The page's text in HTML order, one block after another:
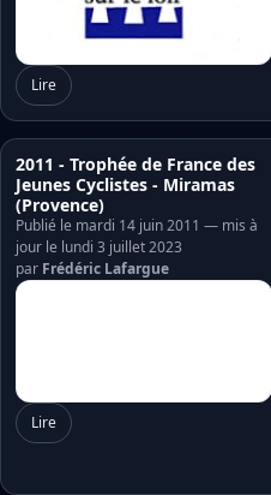
Lire
2011 - Trophée de France des
Jeunes Cyclistes - Miramas
(Provence)
Publié le mardi 14 juin 2011 — mis à
jour le lundi 3 juillet 2023
par Frédéric Lafargue
Lire